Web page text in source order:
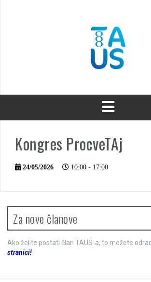
Kongres ProcveTAj
24/05/2026 10:00 - 17:00
Za nove članove
Ako želite postati član TAUS-a, to možete
stranici!